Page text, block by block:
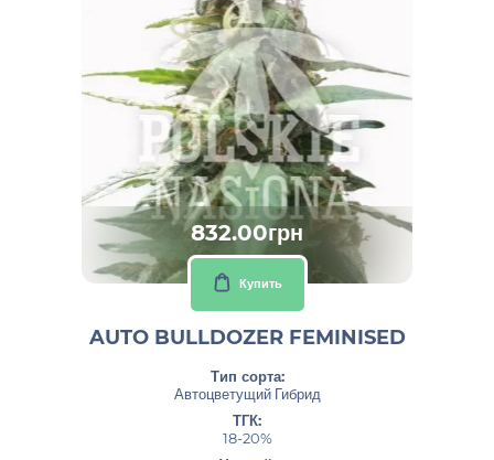
832.00грн
Купить
AUTO BULLDOZER FEMINISED
Тип сорта:
Автоцветущий Гибрид
ТГК:
18-20%